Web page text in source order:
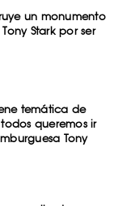
un monumento
Stark por ser
temática de
queremos ir
Tony